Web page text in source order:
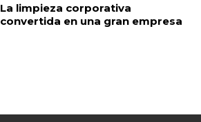
La limpieza corporativa
convertida en una gran empresa